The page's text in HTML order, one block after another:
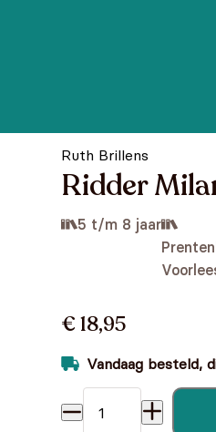
Ruth Brillens
Ridder
5 t/m 8 jaar
€ 18,95
Vandaag besteld,
Ridder Milan en de